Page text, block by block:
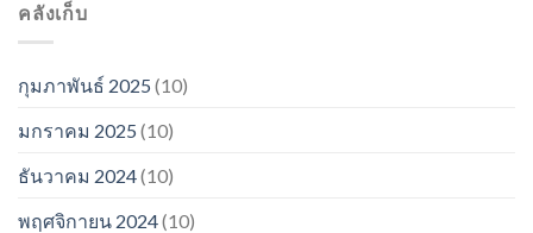
คลังเก็บ
กุมภาพันธ์ 2025 (10)
มกราคม 2025 (10)
ธันวาคม 2024(10)
พฤศจิกายน 2024(10)